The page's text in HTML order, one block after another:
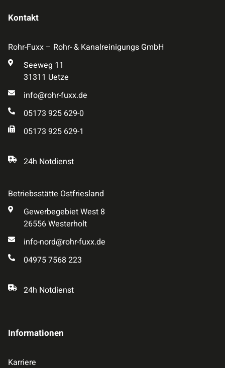
Kontakt
Rohr-Fuxx – Rohr- & Kanalreinigungs GmbH
Seeweg 11
31311 Uetze
info@rohr-fuxx.de
05173 925 629-0
05173 925 629-1
24h Notdienst
Betriebsstätte Ostfriesland
Gewerbegebiet West 8
26556 Westerholt
info-nord@rohr-fuxx.de
04975 7568 223
24h Notdienst
Informationen
Karriere